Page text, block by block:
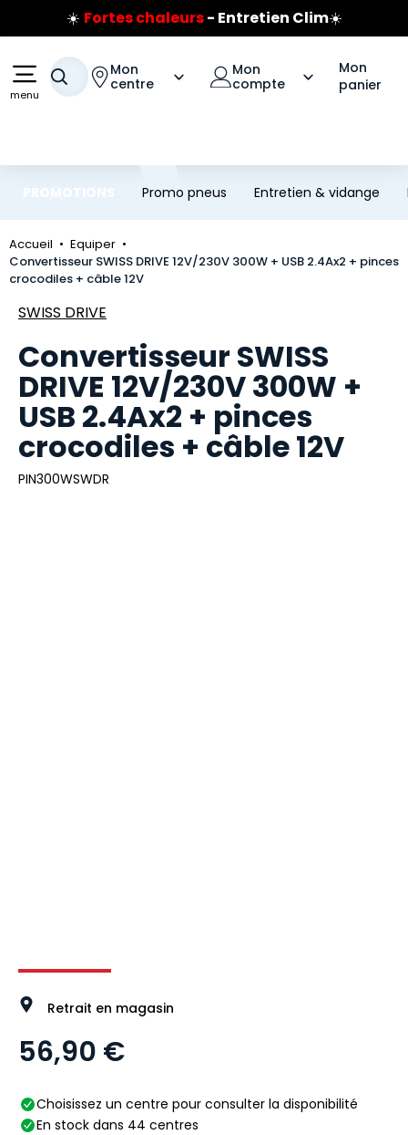
Aller au contenu principal
Aller à la navigation
☀️ Fortes chaleurs- Entretien Clim☀️
Prix coûtant pneus Bridgestone
🔥
Jusqu'à 120€ remboursés
sur les pneus Bridgestone
menu
Votre recherche
Mon
centre
Mon
compte
Mon
panier
Promo pneus Entretien & vidange
Accueil
Equiper
Convertisseur SWISS DRIVE 12V/230V 300W + USB 2.4Ax2 + pinces
crocodiles + câble 12V
Marque
SWISS DRIVE
Convertisseur SWISS
DRIVE 12V/230V 300W +
USB 2.4Ax2 + pinces
crocodiles + câble 12V
PIN300WSWDR
Image 1 sur 5
Retrait en magasin
56,90 €
Choisissez un centre pour consulter la disponibilité
En stock dans 44 centres